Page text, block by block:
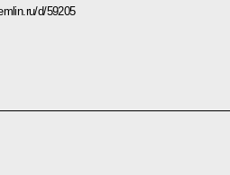
d/59205